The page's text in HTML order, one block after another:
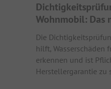
Wohnmobil: Das
Die
hilft, Wasserschäden
erkennen und ist
Herstellergarantie zu